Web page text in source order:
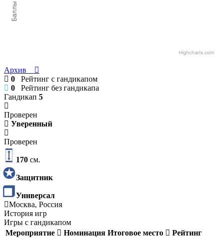
Баллы
Highcharts.com
Архив
0 Рейтинг с гандикапом
0 Рейтинг без гандикапа
Гандикап 5
Проверен
Уверенный
Проверен
170 см.
Защитник
Универсал
Москва, Россия
История игр
Игры с гандикапом
Мероприятие
Номинация Итоговое место
Рейтинг